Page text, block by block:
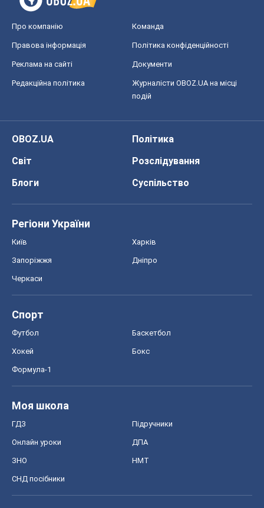
Про компанію Команда
Правова інформація Політика конфіденційності
Реклама на сайті Документи
Редакційна політика
Журналісти OBOZ.UA на місці
подій
OBOZ.UA
Політика
Світ
Розслідування
Блоги
Суспільство
Регіони України
Київ Харків
Запоріжжя Дніпро
Черкаси
Спорт
Футбол Баскетбол
Хокей Бокс
Формула-1
Моя школа
ГДЗ Підручники
Онлайн уроки ДПА
ЗНО НМТ
СНД посібники